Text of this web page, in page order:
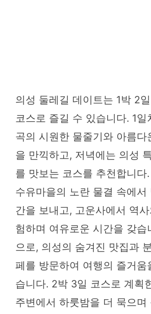
의성 둘레길 데이트는 1박 2
코스로 즐길 수 있습니다. 1일
곡의 시원한 물줄기와 아름다
을 만끽하고, 저녁에는 의성
를 맛보는 코스를 추천합니다
수유마을의 노란 물결 속에서
간을 보내고, 고운사에서 역
험하며 여유로운 시간을 갖습
으로, 의성의 숨겨진 맛집과
페를 방문하여 여행의 즐거움
습니다. 2박 3일 코스로 계획
주변에서 하룻밤을 더 묵으며